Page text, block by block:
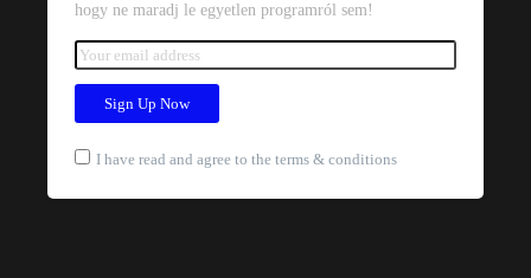
hogy ne maradj le egyetlen programról sem!
I have read and agree to the terms & conditions